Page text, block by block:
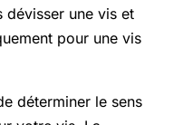
dévisser une vis et
pour une vis
déterminer le sens